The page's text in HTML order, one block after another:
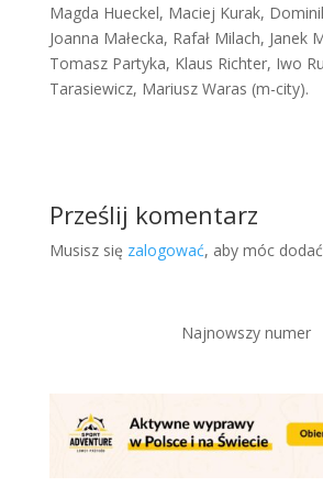
Magda Hueckel, Maciej Kurak,
Joanna Małecka, Rafał Milach, Janek
Tomasz Partyka, Klaus Richter, Iwo
Tarasiewicz, Mariusz Waras (m-city).
Prześlij komentarz
Musisz się zalogować, aby móc
Najnowszy numer